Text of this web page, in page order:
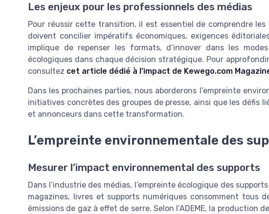
Les enjeux pour les professionnels des médias
Pour réussir cette transition, il est essentiel de comprendre les
doivent concilier impératifs économiques, exigences
implique de repenser les formats, d’innover dans les
écologiques dans chaque décision stratégique. Pour
consultez cet article dédié à l’impact de Kewego.com
Dans les prochaines parties, nous aborderons l’empreinte
initiatives concrètes des groupes de presse, ainsi que les défis
et annonceurs dans cette transformation.
L’empreinte environnementale des
Mesurer l’impact environnemental des supports
Dans l’industrie des médias, l’empreinte écologique des
magazines, livres et supports numériques consomment tous
émissions de gaz à effet de serre. Selon l’ADEME, la production